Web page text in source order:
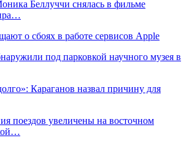
Беллуччи снялась в фильме
о сбоях в работе сервисов Apple
под парковкой научного музея в
Караганов назвал причину для
поездов увеличены на восточном